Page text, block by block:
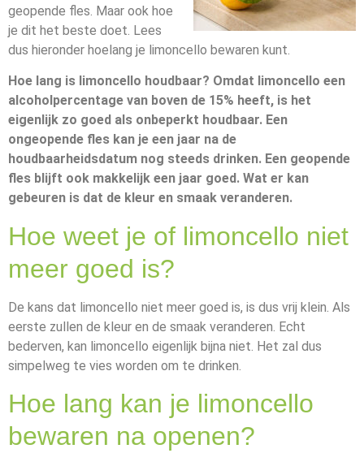
geopende fles. Maar ook hoe
je dit het beste doet. Lees
dus hieronder hoelang je limoncello bewaren kunt.
Hoe lang is limoncello houdbaar? Omdat limoncello een
alcoholpercentage van boven de 15% heeft, is het
eigenlijk zo goed als onbeperkt houdbaar. Een
ongeopende fles kan je een jaar na de
houdbaarheidsdatum nog steeds drinken. Een geopende
fles blijft ook makkelijk een jaar goed. Wat er kan
gebeuren is dat de kleur en smaak veranderen.
Hoe weet je of limoncello niet
meer goed is?
De kans dat limoncello niet meer goed is, is dus vrij klein. Als
eerste zullen de kleur en de smaak veranderen. Echt
bederven, kan limoncello eigenlijk bijna niet. Het zal dus
simpelweg te vies worden om te drinken.
Hoe lang kan je limoncello
bewaren na openen?